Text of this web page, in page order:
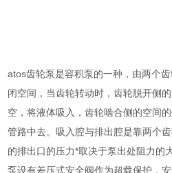
atos齿轮泵是容积泵的一种，由两个
闭空间，当齿轮转动时，齿轮脱开侧
空，将液体吸入，齿轮啮合侧的空间
管路中去。吸入腔与排出腔是靠两个
的排出口的压力*取决于泵出处阻力的
泵设有差压式安全阀作为超载保护，